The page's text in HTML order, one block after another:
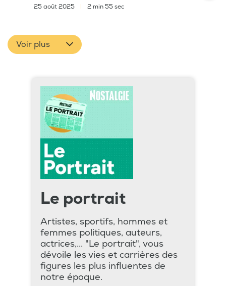
25 août 2025 2 min 55 sec
Voir plus
Le portrait
Artistes, sportifs, hommes et
femmes politiques, auteurs,
actrices,... "Le portrait", vous
dévoile les vies et carrières des
figures les plus influentes de
notre époque.